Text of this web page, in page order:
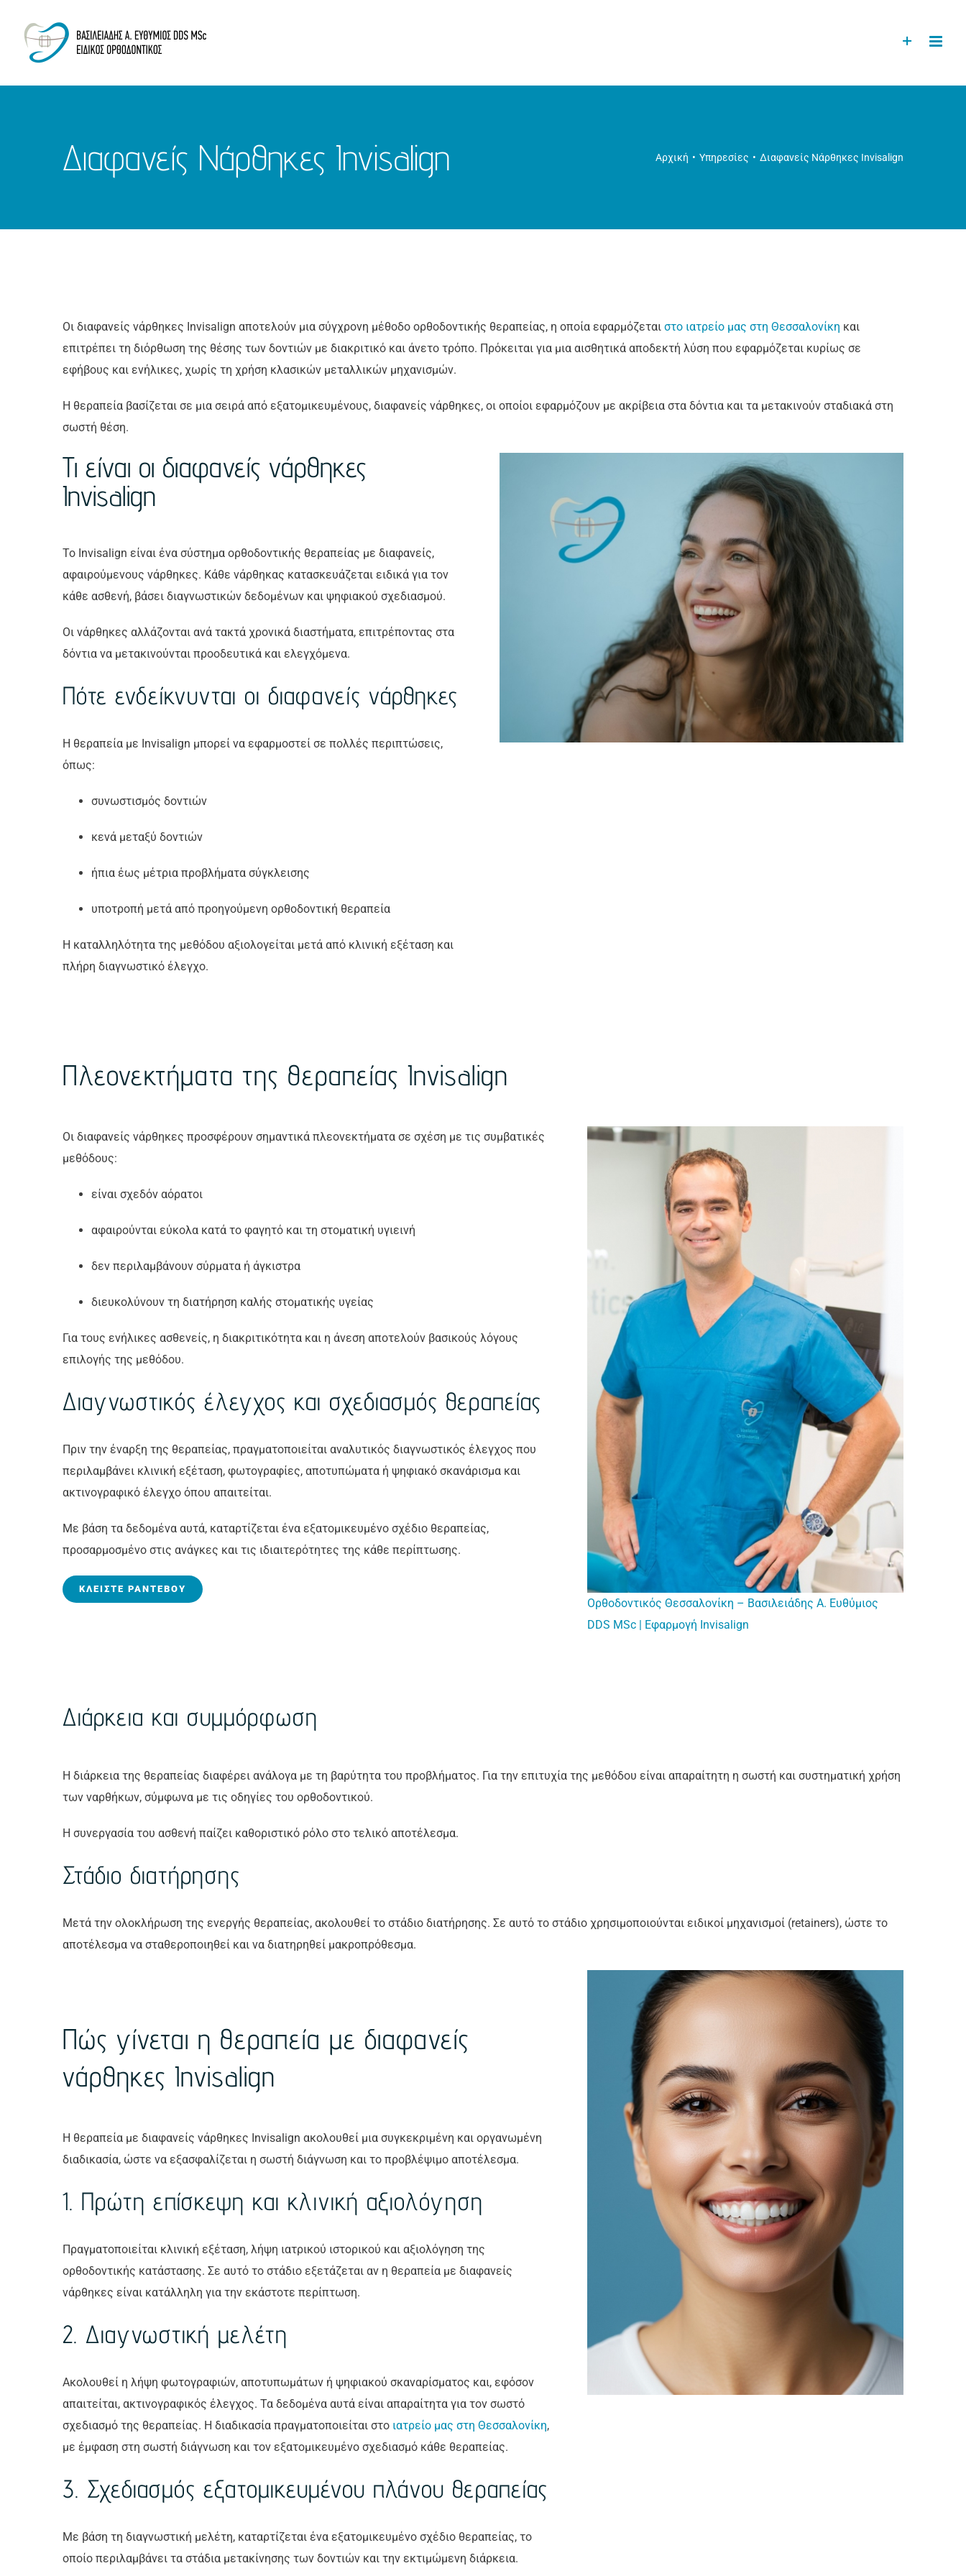
περιεχόμενο
Διαφανείς Νάρθηκες Invisalign Αρχική Υπηρεσίες Διαφανείς Νάρθηκες Invisalign
Οι διαφανείς νάρθηκες Invisalign αποτελούν μια σύγχρονη μέθοδο ορθοδοντικής θεραπείας, η οποία εφαρμόζεται στο ιατρείο μας στη Θεσσαλονίκη και
επιτρέπει τη διόρθωση της θέσης των δοντιών με διακριτικό και άνετο τρόπο. Πρόκειται για μια αισθητικά αποδεκτή λύση που εφαρμόζεται κυρίως σε
εφήβους και ενήλικες, χωρίς τη χρήση κλασικών μεταλλικών μηχανισμών.
Η θεραπεία βασίζεται σε μια σειρά από εξατομικευμένους, διαφανείς νάρθηκες, οι οποίοι εφαρμόζουν με ακρίβεια στα δόντια και τα μετακινούν σταδιακά στη
σωστή θέση.
Τι είναι οι διαφανείς νάρθηκες
Invisalign
Το Invisalign είναι ένα σύστημα ορθοδοντικής θεραπείας με διαφανείς,
αφαιρούμενους νάρθηκες. Κάθε νάρθηκας κατασκευάζεται ειδικά για τον
κάθε ασθενή, βάσει διαγνωστικών δεδομένων και ψηφιακού σχεδιασμού.
Οι νάρθηκες αλλάζονται ανά τακτά χρονικά διαστήματα, επιτρέποντας στα
δόντια να μετακινούνται προοδευτικά και ελεγχόμενα.
Πότε ενδείκνυνται οι διαφανείς νάρθηκες
Η θεραπεία με Invisalign μπορεί να εφαρμοστεί σε πολλές περιπτώσεις,
όπως:
συνωστισμός δοντιών
κενά μεταξύ δοντιών
ήπια έως μέτρια προβλήματα σύγκλεισης
υποτροπή μετά από προηγούμενη ορθοδοντική θεραπεία
Η καταλληλότητα της μεθόδου αξιολογείται μετά από κλινική εξέταση και
πλήρη διαγνωστικό έλεγχο.
Πλεονεκτήματα της θεραπείας Invisalign
Οι διαφανείς νάρθηκες προσφέρουν σημαντικά πλεονεκτήματα σε σχέση με τις συμβατικές
μεθόδους:
είναι σχεδόν αόρατοι
αφαιρούνται εύκολα κατά το φαγητό και τη στοματική υγιεινή
δεν περιλαμβάνουν σύρματα ή άγκιστρα
διευκολύνουν τη διατήρηση καλής στοματικής υγείας
Για τους ενήλικες ασθενείς, η διακριτικότητα και η άνεση αποτελούν βασικούς λόγους
επιλογής της μεθόδου.
Διαγνωστικός έλεγχος και σχεδιασμός θεραπείας
Πριν την έναρξη της θεραπείας, πραγματοποιείται αναλυτικός διαγνωστικός έλεγχος που
περιλαμβάνει κλινική εξέταση, φωτογραφίες, αποτυπώματα ή ψηφιακό σκανάρισμα και
ακτινογραφικό έλεγχο όπου απαιτείται.
Με βάση τα δεδομένα αυτά, καταρτίζεται ένα εξατομικευμένο σχέδιο θεραπείας,
προσαρμοσμένο στις ανάγκες και τις ιδιαιτερότητες της κάθε περίπτωσης.
ΚΛΕΊΣΤΕ ΡΑΝΤΕΒΟΎ
Ορθοδοντικός Θεσσαλονίκη – Βασιλειάδης Α. Ευθύμιος
DDS MSc | Εφαρμογή Invisalign
Διάρκεια και συμμόρφωση
Η διάρκεια της θεραπείας διαφέρει ανάλογα με τη βαρύτητα του προβλήματος. Για την επιτυχία της μεθόδου είναι απαραίτητη η σωστή και συστηματική χρήση
των ναρθήκων, σύμφωνα με τις οδηγίες του ορθοδοντικού.
Η συνεργασία του ασθενή παίζει καθοριστικό ρόλο στο τελικό αποτέλεσμα.
Στάδιο διατήρησης
Μετά την ολοκλήρωση της ενεργής θεραπείας, ακολουθεί το στάδιο διατήρησης. Σε αυτό το στάδιο χρησιμοποιούνται ειδικοί μηχανισμοί (retainers), ώστε το
αποτέλεσμα να σταθεροποιηθεί και να διατηρηθεί μακροπρόθεσμα.
Πώς γίνεται η θεραπεία με διαφανείς
νάρθηκες Invisalign
Η θεραπεία με διαφανείς νάρθηκες Invisalign ακολουθεί μια συγκεκριμένη και οργανωμένη
διαδικασία, ώστε να εξασφαλίζεται η σωστή διάγνωση και το προβλέψιμο αποτέλεσμα.
1. Πρώτη επίσκεψη και κλινική αξιολόγηση
Πραγματοποιείται κλινική εξέταση, λήψη ιατρικού ιστορικού και αξιολόγηση της
ορθοδοντικής κατάστασης. Σε αυτό το στάδιο εξετάζεται αν η θεραπεία με διαφανείς
νάρθηκες είναι κατάλληλη για την εκάστοτε περίπτωση.
2. Διαγνωστική μελέτη
Ακολουθεί η λήψη φωτογραφιών, αποτυπωμάτων ή ψηφιακού σκαναρίσματος και, εφόσον
απαιτείται, ακτινογραφικός έλεγχος. Τα δεδομένα αυτά είναι απαραίτητα για τον σωστό
σχεδιασμό της θεραπείας. Η διαδικασία πραγματοποιείται στο ιατρείο μας στη Θεσσαλονίκη,
με έμφαση στη σωστή διάγνωση και τον εξατομικευμένο σχεδιασμό κάθε θεραπείας.
3. Σχεδιασμός εξατομικευμένου πλάνου θεραπείας
Με βάση τη διαγνωστική μελέτη, καταρτίζεται ένα εξατομικευμένο σχέδιο θεραπείας, το
οποίο περιλαμβάνει τα στάδια μετακίνησης των δοντιών και την εκτιμώμενη διάρκεια.